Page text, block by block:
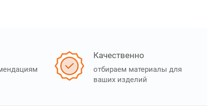
Качественно
отбираем материалы для
ваших изделий